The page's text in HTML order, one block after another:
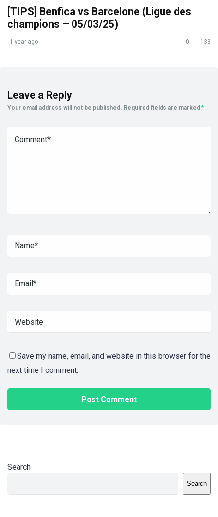
[TIPS] Benfica vs Barcelone (Ligue des
champions – 05/03/25)
1 year ago 0 133
Leave a Reply
Your email address will not be published. Required fields are marked *
Save my name, email, and website in this browser for the
next time I comment.
Search
Search